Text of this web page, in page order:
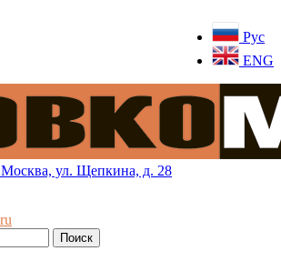
Рус
ENG
ул. Щепкина, д. 28